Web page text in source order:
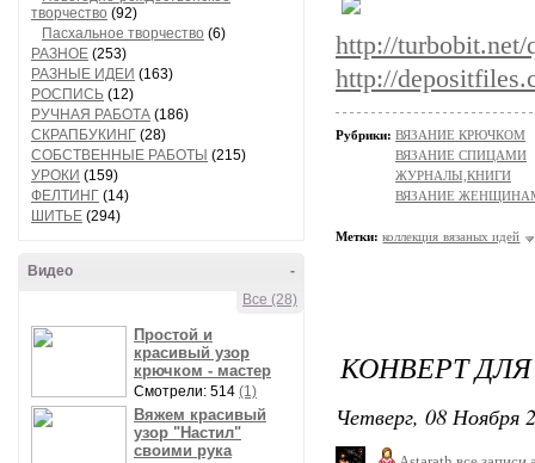
творчество (92)
Пасхальное творчество (6)
РАЗНОЕ (253)
РАЗНЫЕ ИДЕИ (163)
РОСПИСЬ (12)
РУЧНАЯ РАБОТА (186)
СКРАПБУКИНГ (28)
СОБСТВЕННЫЕ РАБОТЫ (215)
УРОКИ (159)
ФЕЛТИНГ (14)
ШИТЬЕ (294)
-
Видео
Все (28)
Простой и
красивый узор
крючком - мастер
Смотрели: 514 (1)
Вяжем красивый
узор "Настил"
своими рука
http://turbobit.net/
http://
Рубрики: ВЯЗАНИЕ КРЮЧКОМ
ВЯЗАНИЕ СПИЦАМИ
ЖУРНАЛЫ,КНИГИ
ВЯЗАНИЕ
Метки: коллекция вязаных идей
КОНВЕРТ
Четверг, 08 Ноября